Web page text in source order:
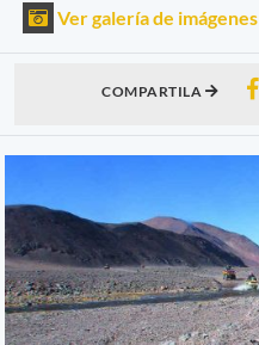
Ver galería de imágenes
COMPARTILA